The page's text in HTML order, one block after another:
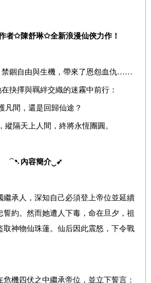
者✩陳舒琳✩全新浪漫仙俠力作！
禁錮自由與生機，帶來了恩怨血仇……
抉擇與羈絆交織的迷霧中前行：
凡間，還是回歸仙途？
縱隔天上人間，終將永恆團圓。
⁀➷ 內容簡介‿ ➶
繼承人，深知自己必須登上帝位並延續
誓約。然而她遭人下毒，命在旦夕，祖
取神物仙珠蓮。仙后因此震怒，下令戰
機四伏之中繼承帝位，並立下誓言：